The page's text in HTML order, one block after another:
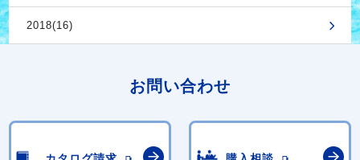
2018(16)
お問い合わせ